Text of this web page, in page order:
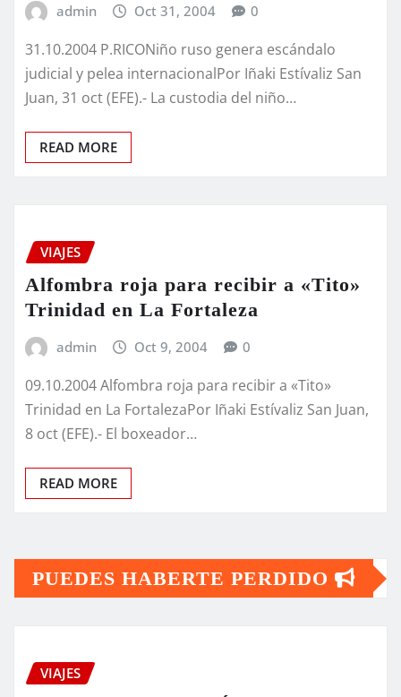
admin Oct 31, 2004 0
31.10.2004 P.RICONiño ruso genera escándalo
judicial y pelea internacionalPor Iñaki Estívaliz San
Juan, 31 oct (EFE).- La custodia del niño…
READ MORE
VIAJES
Alfombra roja para recibir a «Tito»
Trinidad en La Fortaleza
admin Oct 9, 2004 0
09.10.2004 Alfombra roja para recibir a «Tito»
Trinidad en La FortalezaPor Iñaki Estívaliz San Juan,
8 oct (EFE).- El boxeador…
READ MORE
PUEDES HABERTE PERDIDO
VIAJES